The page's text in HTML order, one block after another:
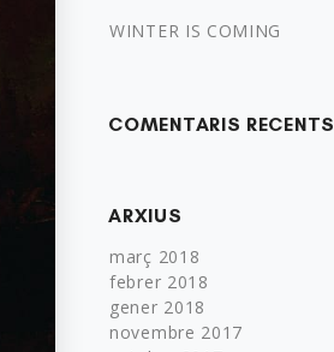
WINTER IS COMING
COMENTARIS RECENTS
ARXIUS
març 2018
febrer 2018
gener 2018
novembre 2017